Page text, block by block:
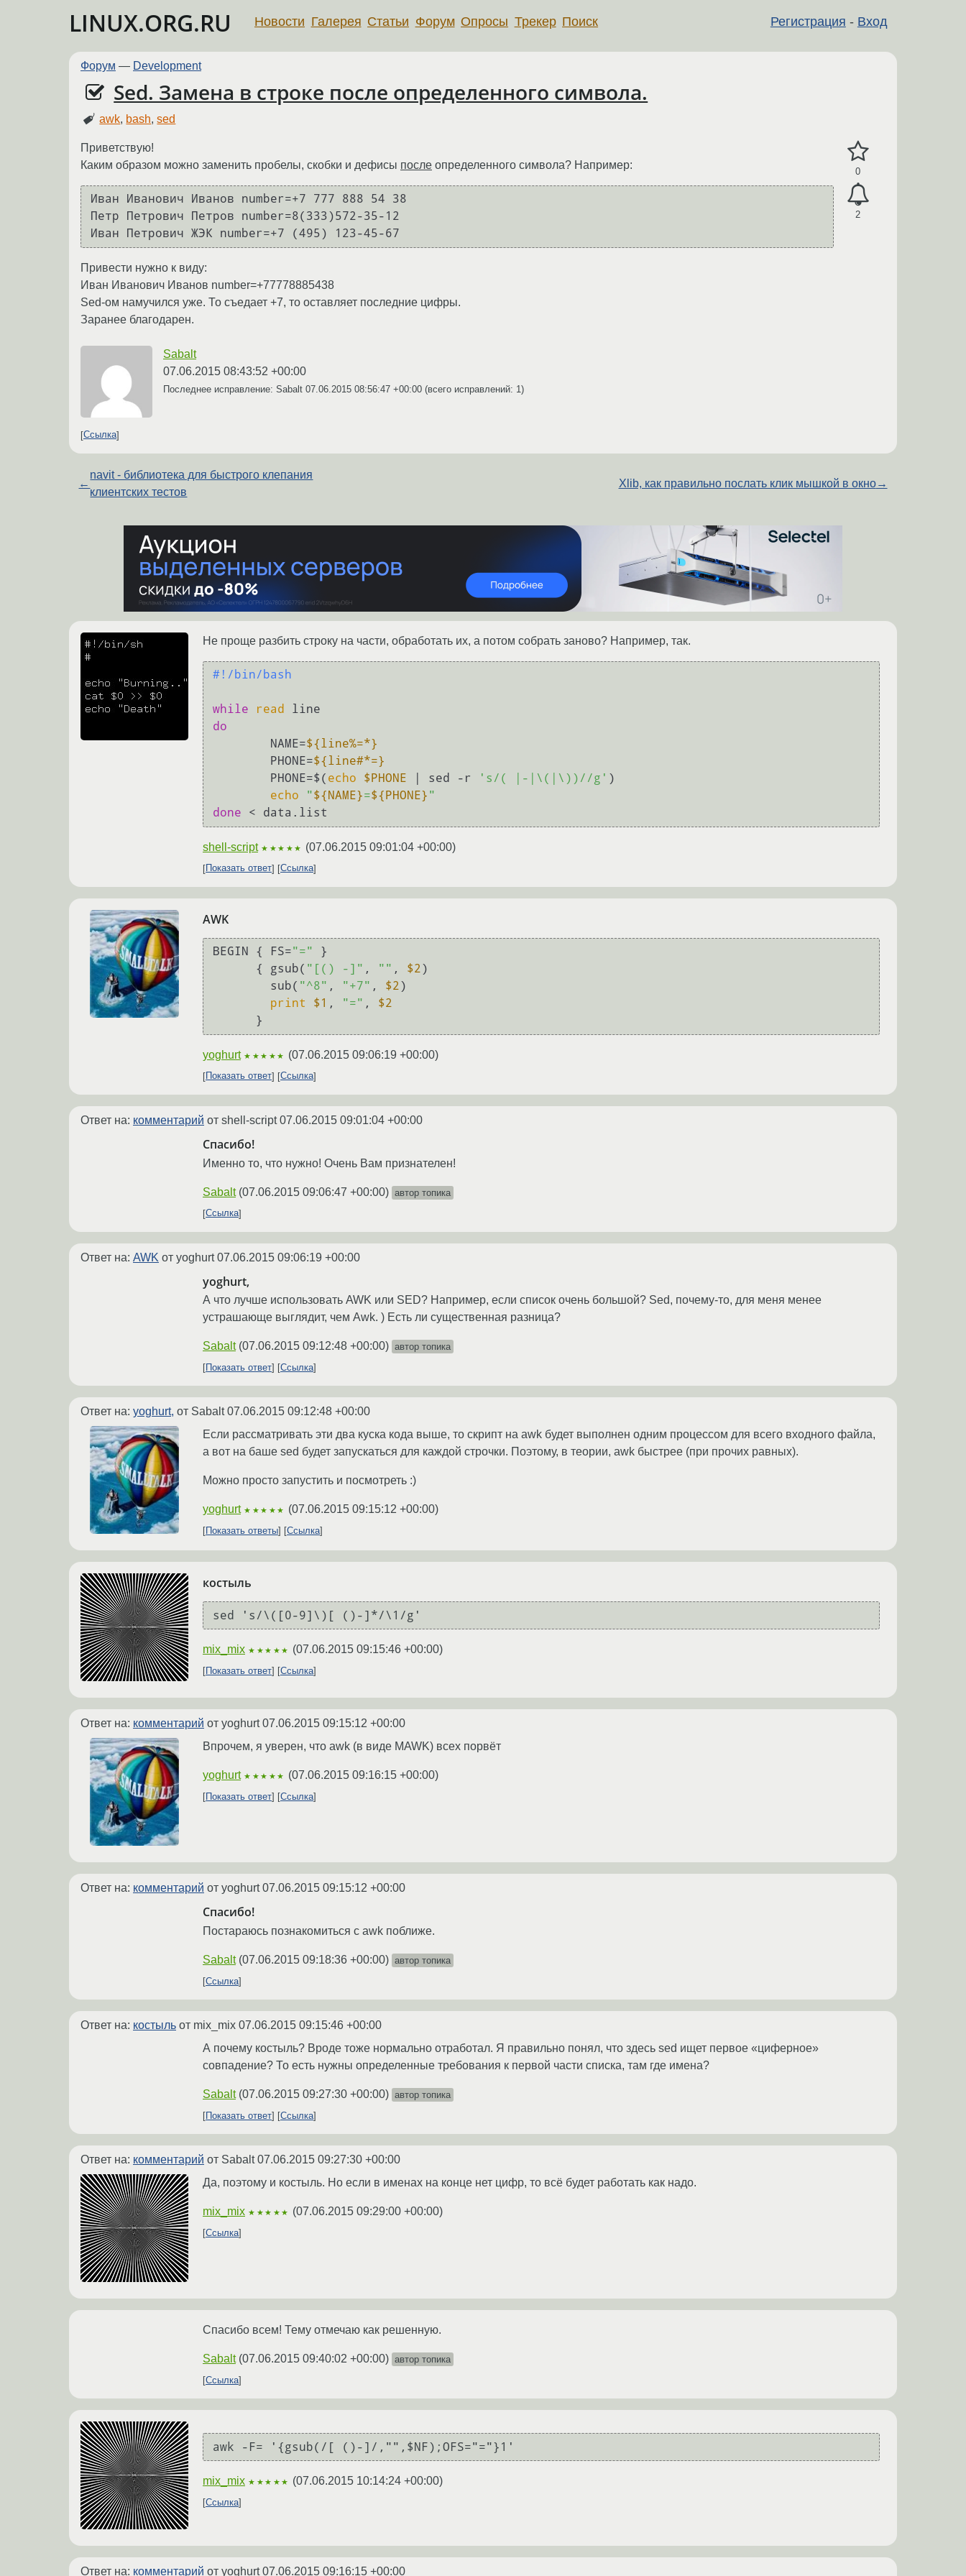
LINUX.ORG.RU Регистрация - Вход
Новости Галерея Статьи Форум Опросы Трекер Поиск
Форум — Development
Sed. Замена в строке после определенного символа.
awk, bash,sed
0
2
Приветствую!
Каким образом можно заменить пробелы, скобки и дефисы после определенного символа? Например:
Иван Иванович Иванов number=+7 777 888 54 38
Петр Петрович Петров number=8(333)572-35-12
Иван Петрович ЖЭК number=+7 (495) 123-45-67
Привести нужно к виду:
Иван Иванович Иванов number=+77778885438
Sed-ом намучился уже. То съедает +7, то оставляет последние цифры.
Заранее благодарен.
Sabalt
07.06.2015 08:43:52 +00:00
Последнее исправление: Sabalt 07.06.2015 08:56:47 +00:00 (всего исправлений: 1)
Ссылка
←
navit - библиотека для быстрого клепания
клиентских тестов
Xlib, как правильно послать клик мышкой в окно→
Не проще разбить строку на части, обработать их, а потом собрать заново? Например, так.
#!/bin/bash
while read
do
        NAME=
${line%=*}
        PHONE=
${line#*=}
        PHONE=$(
echo $PHONE | sed -r 's/( |-|\(|\))//g' )
echo
"${NAME}=${PHONE} "
done
shell-script ★★★★★ (07.06.2015 09:01:04 +00:00)
Показать ответ Ссылка
AWK
BEGIN { FS="="
}
      { gsub(
"[() -]" , "" , $2)
        sub(
"^8" , "+7" , $2)
print
$1 , "=" , $2
yoghurt ★★★★★ (07.06.2015 09:06:19 +00:00)
Показать ответ Ссылка
Ответ на: комментарий от shell-script07.06.2015 09:01:04 +00:00
Спасибо!
Именно то, что нужно! Очень Вам признателен!
Sabalt (07.06.2015 09:06:47 +00:00) автор топика
Ссылка
Ответ на: AWK от yoghurt07.06.2015 09:06:19 +00:00
yoghurt,
А что лучше использовать AWK или SED? Например, если список очень большой? Sed, почему-то, для меня менее
устрашающе выглядит, чем Awk. ) Есть ли существенная разница?
Sabalt (07.06.2015 09:12:48 +00:00) автор топика
Показать ответ
Ссылка
Ответ на: yoghurt, от Sabalt07.06.2015 09:12:48 +00:00
Если рассматривать эти два куска кода выше, то скрипт на awk будет выполнен одним процессом для всего входного файла,
а вот на баше sed будет запускаться для каждой строчки. Поэтому, в теории, awk быстрее (при прочих равных).
Можно просто запустить и посмотреть :)
yoghurt ★★★★★ (07.06.2015 09:15:12 +00:00)
Показать ответы Ссылка
костыль
sed 's/\([0-9]\)[ ()-]*/\1/g'
mix_mix ★★★★★ (07.06.2015 09:15:46 +00:00)
Показать ответ Ссылка
Ответ на: комментарий от yoghurt07.06.2015 09:15:12 +00:00
Впрочем, я уверен, что awk (в виде MAWK) всех порвёт
yoghurt ★★★★★ (07.06.2015 09:16:15 +00:00)
Показать ответ Ссылка
Ответ на: комментарий от yoghurt07.06.2015 09:15:12 +00:00
Спасибо!
Постараюсь познакомиться с awk поближе.
Sabalt (07.06.2015 09:18:36 +00:00) автор топика
Ссылка
Ответ на: костыль от mix_mix 07.06.2015 09:15:46 +00:00
А почему костыль? Вроде тоже нормально отработал. Я правильно понял, что здесь sed ищет первое «циферное»
совпадение? То есть нужны определенные требования к первой части списка, там где имена?
Sabalt (07.06.2015 09:27:30 +00:00) автор топика
Показать ответ
Ссылка
Ответ на: комментарий от Sabalt07.06.2015 09:27:30 +00:00
Да, поэтому и костыль. Но если в именах на конце нет цифр, то всё будет работать как надо.
mix_mix ★★★★★ (07.06.2015 09:29:00 +00:00)
Ссылка
Спасибо всем! Тему отмечаю как решенную.
Sabalt (07.06.2015 09:40:02 +00:00) автор топика
Ссылка
awk -F= '{gsub(/[ ()-]/,"",$NF);OFS="="}1'
mix_mix ★★★★★ (07.06.2015 10:14:24 +00:00)
Ссылка
Ответ на: комментарий от yoghurt07.06.2015 09:16:15 +00:00